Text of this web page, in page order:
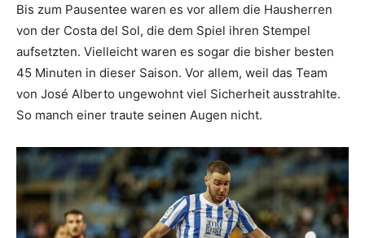
Bis zum Pausentee waren es vor allem die Hausherren
von der Costa del Sol, die dem Spiel ihren Stempel
aufsetzten. Vielleicht waren es sogar die bisher besten
45 Minuten in dieser Saison. Vor allem, weil das Team
von José Alberto ungewohnt viel Sicherheit ausstrahlte.
So manch einer traute seinen Augen nicht.